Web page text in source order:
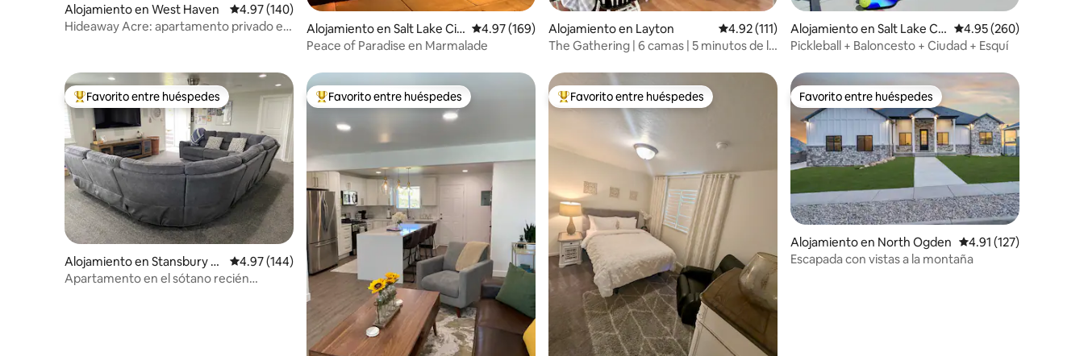
Alojamiento en West Haven Calificación promedio: 4.97 de 5, 140 reseñas
4.97 (140)
Hideaway Acre: apartamento privado en
Alojamiento en Salt Lake Cit
y
Calificación promedio: 4.97 de 5, 169 reseñas
4.97 (169)
Peace of Paradise en Marmalade
Alojamiento en Layton Calificación promedio: 4.92 de 5, 111 reseñas
4.92 (111)
The Gathering | 6 camas | 5 minutos de la
Alojamiento en Salt Lake Cit
y
Calificación promedio:
4.95 (260)
Pickleball + Baloncesto + Ciudad + Esquí
Favorito entre huéspedes preferido
Favorito entre huéspedes
Alojamiento en Stansbury P
ark
Calificación promedio: 4.97 de 5, 144 reseñas
4.97 (144)
Apartamento en el sótano recién
Favorito entre huéspedes preferido
Favorito entre huéspedes Favorito entre huéspedes preferido
Favorito entre huéspedes Favorito entre huéspedes
Favorito entre huéspedes
Alojamiento en North Ogden Calificación promedio:
4.91 (127)
Escapada con vistas a la montaña